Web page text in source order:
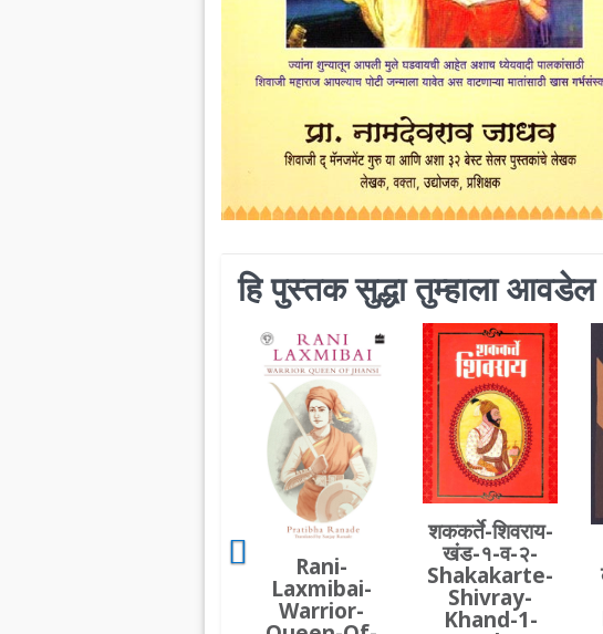
हि पुस्तक सुद्धा तुम्हाला आवडेल
Rani-
Laxmibai-
Warrior-
शककर्ते-शिवराय-
खंड-१-व-२-
Shakakarte-
Shivray-
Khand-1-